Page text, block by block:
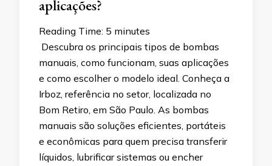
aplicações?
Reading Time: 5 minutes
Descubra os principais tipos de bombas
manuais, como funcionam, suas aplicações
e como escolher o modelo ideal. Conheça a
Irboz, referência no setor, localizada no
Bom Retiro, em São Paulo. As bombas
manuais são soluções eficientes, portáteis
e econômicas para quem precisa transferir
líquidos, lubrificar sistemas ou encher